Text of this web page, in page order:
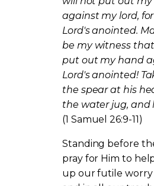
against my lord,
Lord's anointed.
be my witness
put out my hand
Lord's anointed!
the spear at his
the water jug, and
(1 Samuel 26:9-11)
Standing before
pray for Him to
up our futile worry